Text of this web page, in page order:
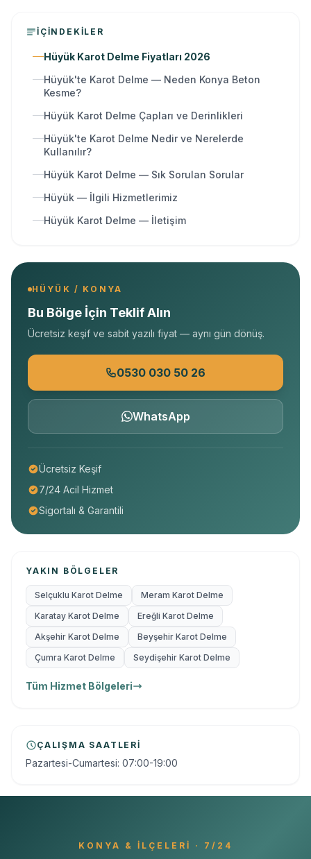
İÇINDEKILER
Hüyük Karot Delme Fiyatları 2026
Hüyük'te Karot Delme — Neden Konya Beton
Kesme?
Hüyük Karot Delme Çapları ve Derinlikleri
Hüyük'te Karot Delme Nedir ve Nerelerde
Kullanılır?
Hüyük Karot Delme — Sık Sorulan Sorular
Hüyük — İlgili Hizmetlerimiz
Hüyük Karot Delme — İletişim
HÜYÜK / KONYA
Bu Bölge İçin Teklif Alın
Ücretsiz keşif ve sabit yazılı fiyat — aynı gün dönüş.
0530 030 50 26
WhatsApp
Ücretsiz Keşif
7/24 Acil Hizmet
Sigortalı & Garantili
YAKIN BÖLGELER
Selçuklu Karot Delme
Meram Karot Delme
Karatay Karot Delme
Ereğli Karot Delme
Akşehir Karot Delme
Beyşehir Karot Delme
Çumra Karot Delme
Seydişehir Karot Delme
Tüm Hizmet Bölgeleri
ÇALIŞMA SAATLERI
Pazartesi-Cumartesi: 07:00-19:00
KONYA & İLÇELERI · 7/24